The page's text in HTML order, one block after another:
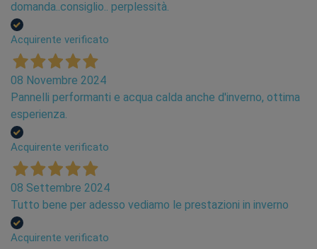
attrezzato con un sistema velcro a spirale,
una facile installazione e riposizionamento senza
compromettere le funzioni isolanti dei pannelli.
È veloce da fissare con una sola operazione, senza
bisogno di attrezzi o materiali aggiuntivi.
meccanica elevata e permette un
riposizionamento agevole.
STRUTTURA A 5 STRATI, CON BARRIERA
ALL’OSSIGENO IN EVOH.
CONFORMITÀ AGLI STANDARD:
domanda..consiglio.. perplessità.
Acquirente verificato
08 Novembre 2024
Pannelli performanti e acqua calda anche d'inverno, ottima
esperienza.
Acquirente verificato
08 Settembre 2024
Tutto bene per adesso vediamo le prestazioni in inverno
Acquirente verificato